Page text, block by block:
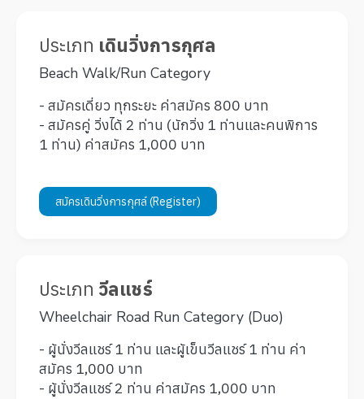
ประเภท เดินวิ่งการกุศล
Beach Walk/Run Category
- สมัครเดี่ยว ทุกระยะ ค่าสมัคร 800 บาท
- สมัครคู่ วิ่งได้ 2 ท่าน (นักวิ่ง 1 ท่านและคนพิการ
1 ท่าน) ค่าสมัคร 1,000 บาท
สมัครเดินวิ่งการกุศล์ (Register)
ประเภท วีลแชร์
Wheelchair Road Run Category (Duo)
- ผู้นั่งวีลแชร์ 1 ท่าน และผู้เข็นวีลแชร์ 1 ท่าน ค่า
สมัคร 1,000 บาท
- ผู้นั่งวีลแชร์ 2 ท่าน ค่าสมัคร 1,000 บาท